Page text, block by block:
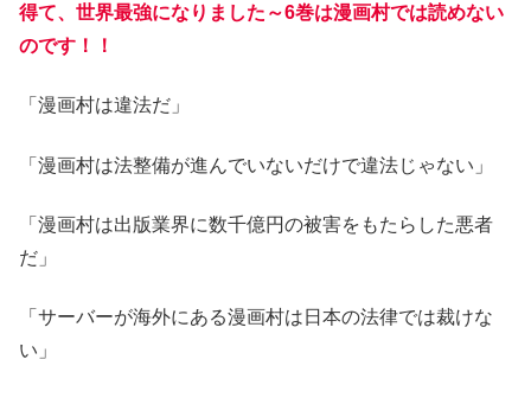
得て、世界最強になりました～6巻は漫画村では読めない
のです！！
「漫画村は違法だ」
「漫画村は法整備が進んでいないだけで違法じゃない」
「漫画村は出版業界に数千億円の被害をもたらした悪者
だ」
「サーバーが海外にある漫画村は日本の法律では裁けな
い」